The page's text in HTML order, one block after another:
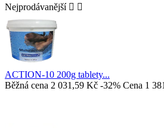
Nejprodávanější  
ACTION-10 200g tablety...
Běžná cena 2 031,59 Kč -32% Cena 1